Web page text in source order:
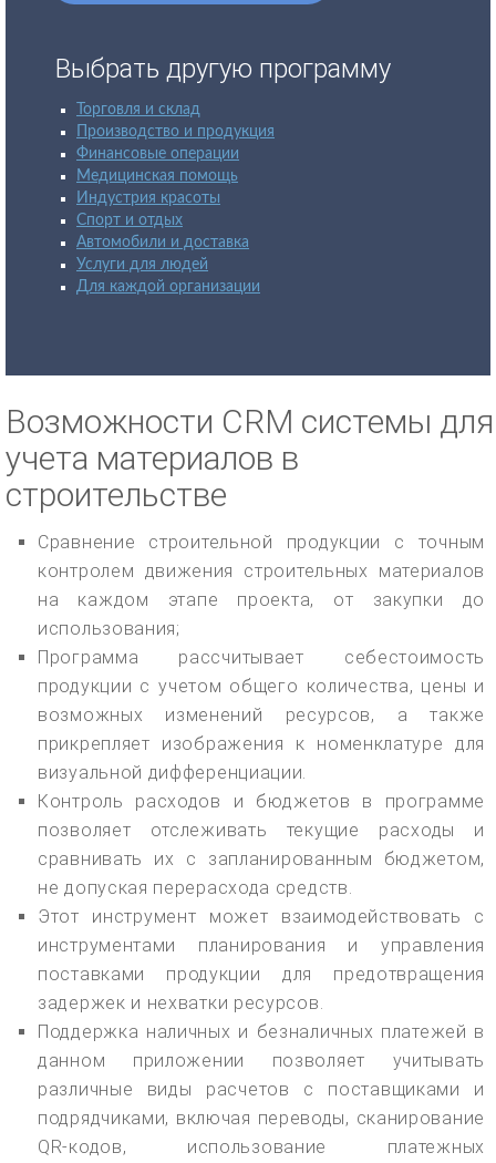
Выбрать другую программу
Торговля и склад
Производство и продукция
Финансовые операции
Медицинская помощь
Индустрия красоты
Спорт и отдых
Автомобили и доставка
Услуги для людей
Для каждой организации
Возможности CRM системы для
учета материалов в
строительстве
Сравнение строительной продукции с точным
контролем движения строительных материалов
на каждом этапе проекта, от закупки до
использования;
Программа рассчитывает себестоимость
продукции с учетом общего количества, цены и
возможных изменений ресурсов, а также
прикрепляет изображения к номенклатуре для
визуальной дифференциации.
Контроль расходов и бюджетов в программе
позволяет отслеживать текущие расходы и
сравнивать их с запланированным бюджетом,
не допуская перерасхода средств.
Этот инструмент может взаимодействовать с
инструментами планирования и управления
поставками продукции для предотвращения
задержек и нехватки ресурсов.
Поддержка наличных и безналичных платежей в
данном приложении позволяет учитывать
различные виды расчетов с поставщиками и
подрядчиками, включая переводы, сканирование
QR-кодов, использование платежных